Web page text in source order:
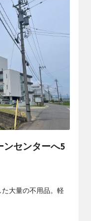
ンセンターへ5
大量の不用品。軽